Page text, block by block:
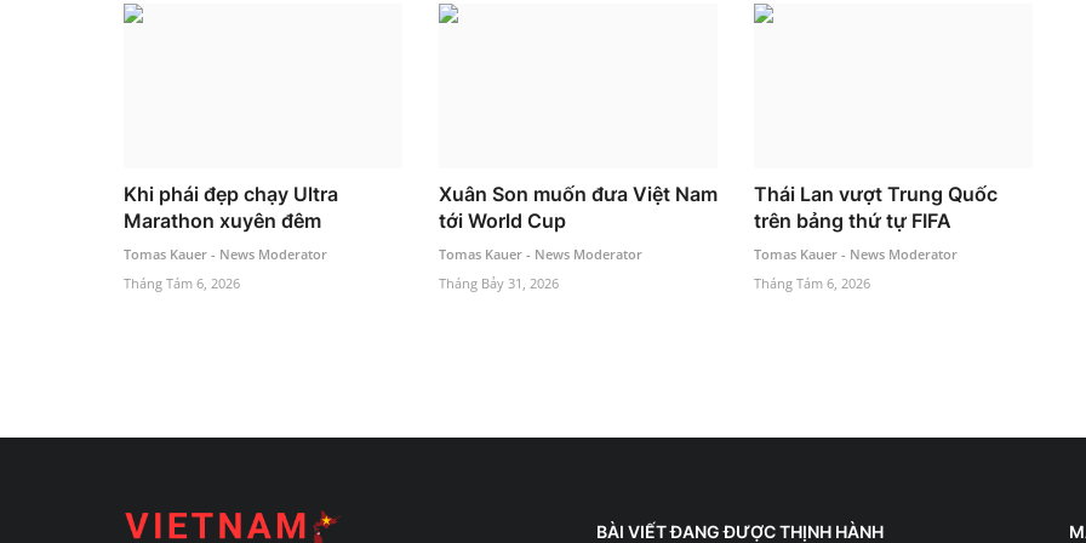
Khi phái đẹp chạy Ultra
Marathon xuyên đêm
Tomas Kauer - News Moderator
Tháng Tám 6, 2026
Xuân Son muốn đưa Việt Nam
tới World Cup
Tomas Kauer - News Moderator
Tháng Bảy 31, 2026
Thái Lan vượt Trung Quốc
trên bảng thứ tự FIFA
Tomas Kauer - News Moderator
Tháng Tám 6, 2026
BÀI VIẾT ĐANG ĐƯỢC THỊNH HÀNH